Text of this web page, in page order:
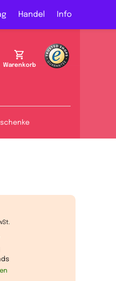
Handel Info
Warenkorb